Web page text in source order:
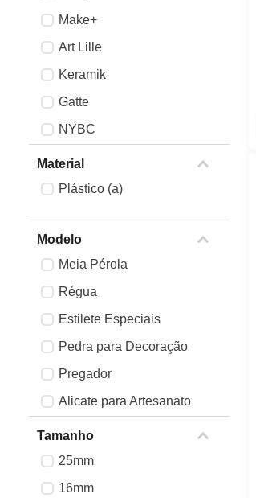
Make+
Art Lille
Keramik
Gatte
NYBC
Acrilex
Western
ArtePunto
Ver mais 7
Material
Plástico (a)
Modelo
Meia Pérola
Régua
Estilete Especiais
Pedra para Decoração
Pregador
Alicate para Artesanato
Base de Corte
Papel
Estilete Rotatórios
Tamanho
25mm
16mm